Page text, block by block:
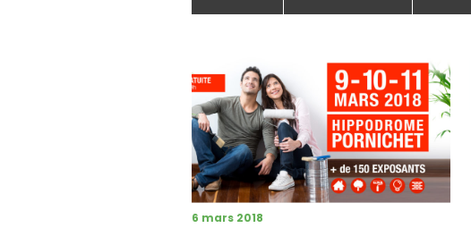
6 mars 2018